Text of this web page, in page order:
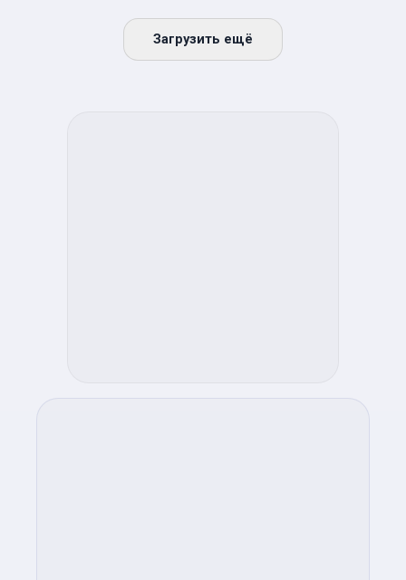
Загрузить ещё